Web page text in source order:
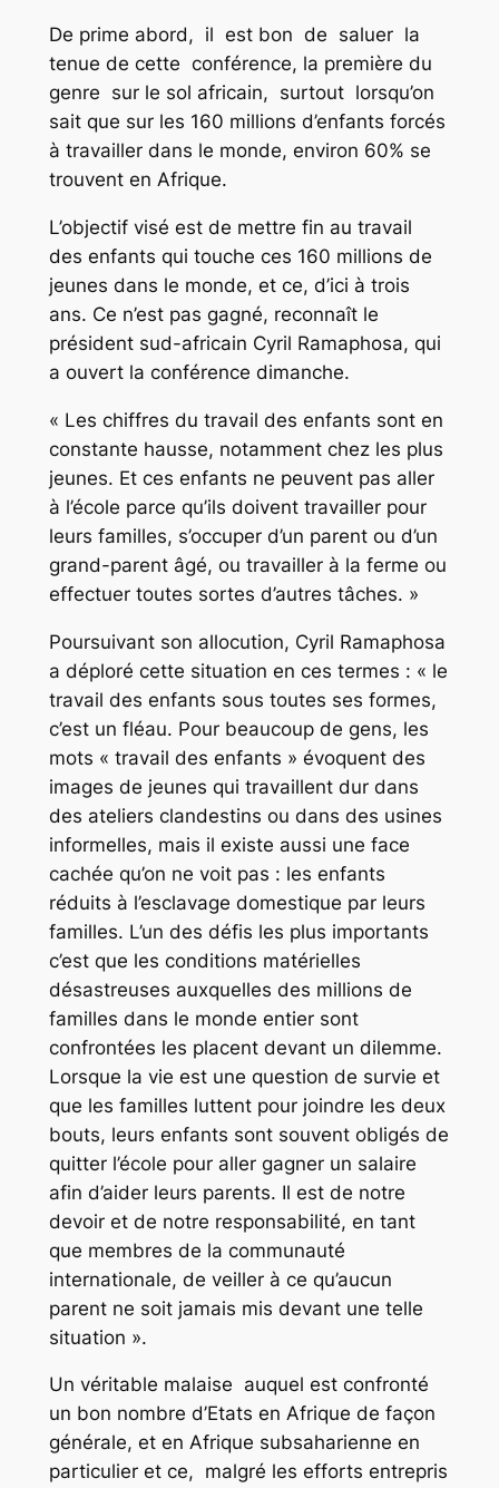
De prime abord, il est bon de saluer la
tenue de cette conférence, la première du
genre sur le sol africain, surtout lorsqu’on
sait que sur les 160 millions d’enfants forcés
à travailler dans le monde, environ 60% se
trouvent en Afrique.
L’objectif visé est de mettre fin au travail
des enfants qui touche ces 160 millions de
jeunes dans le monde, et ce, d’ici à trois
ans. Ce n’est pas gagné, reconnaît le
président sud-africain Cyril Ramaphosa, qui
a ouvert la conférence dimanche.
« Les chiffres du travail des enfants sont en
constante hausse, notamment chez les plus
jeunes. Et ces enfants ne peuvent pas aller
à l’école parce qu’ils doivent travailler pour
leurs familles, s’occuper d’un parent ou d’un
grand-parent âgé, ou travailler à la ferme ou
effectuer toutes sortes d’autres tâches. »
Poursuivant son allocution, Cyril Ramaphosa
a déploré cette situation en ces termes : « le
travail des enfants sous toutes ses formes,
c’est un fléau. Pour beaucoup de gens, les
mots « travail des enfants » évoquent des
images de jeunes qui travaillent dur dans
des ateliers clandestins ou dans des usines
informelles, mais il existe aussi une face
cachée qu’on ne voit pas : les enfants
réduits à l’esclavage domestique par leurs
familles. L’un des défis les plus importants
c’est que les conditions matérielles
désastreuses auxquelles des millions de
familles dans le monde entier sont
confrontées les placent devant un dilemme.
Lorsque la vie est une question de survie et
que les familles luttent pour joindre les deux
bouts, leurs enfants sont souvent obligés de
quitter l’école pour aller gagner un salaire
afin d’aider leurs parents. Il est de notre
devoir et de notre responsabilité, en tant
que membres de la communauté
internationale, de veiller à ce qu’aucun
parent ne soit jamais mis devant une telle
situation ».
Un véritable malaise auquel est confronté
un bon nombre d’Etats en Afrique de façon
générale, et en Afrique subsaharienne en
particulier et ce, malgré les efforts entrepris